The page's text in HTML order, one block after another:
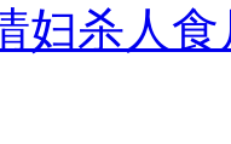
妇杀人食